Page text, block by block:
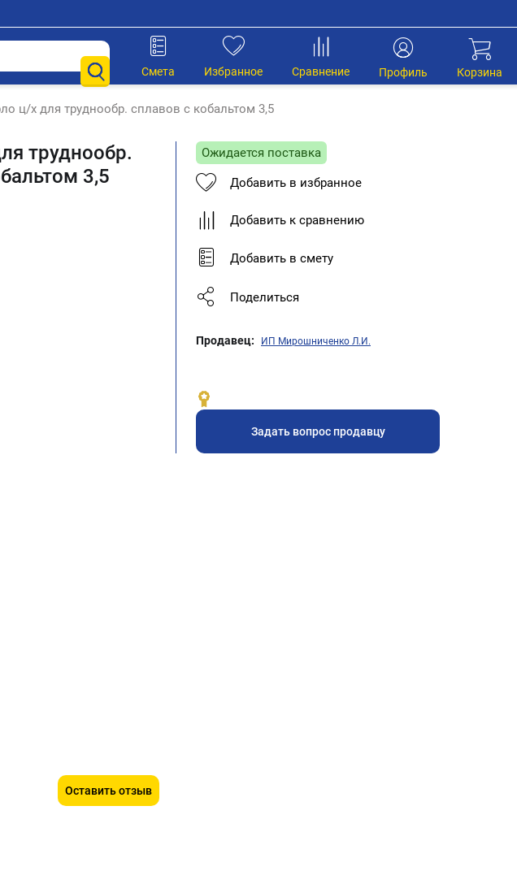
Корзина
Профиль
Сравнение
Избранное
Смета
ц/х для труднообр. сплавов с кобальтом 3,5
труднообр.
3,5
Оставить отзыв
Ожидается поставка
Добавить в избранное
Добавить к сравнению
Добавить в смету
Поделиться
Продавец: ИП Мирошниченко Л.И.
Задать вопрос продавцу